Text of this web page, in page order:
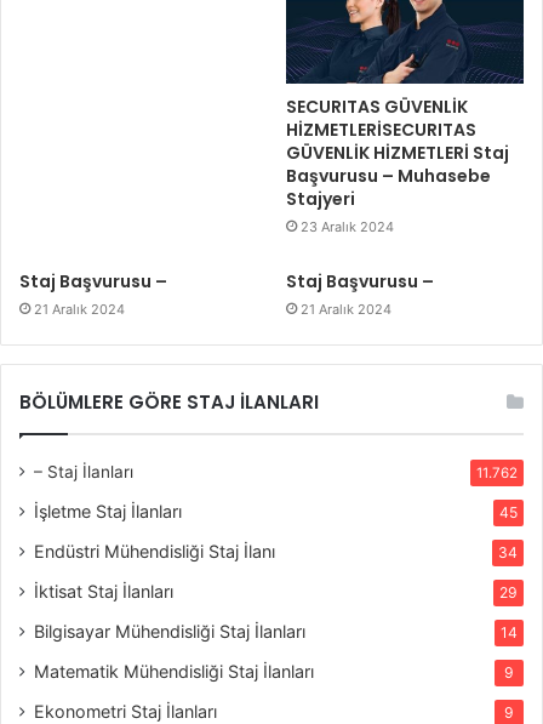
SECURITAS GÜVENLİK
HİZMETLERİSECURITAS
GÜVENLİK HİZMETLERİ Staj
Başvurusu – Muhasebe
Stajyeri
23 Aralık 2024
Staj Başvurusu –
21 Aralık 2024
Staj Başvurusu –
21 Aralık 2024
BÖLÜMLERE GÖRE STAJ İLANLARI
– Staj İlanları 11.762
İşletme Staj İlanları 45
Endüstri Mühendisliği Staj İlanı 34
İktisat Staj İlanları 29
Bilgisayar Mühendisliği Staj İlanları 14
Matematik Mühendisliği Staj İlanları 9
Ekonometri Staj İlanları 9